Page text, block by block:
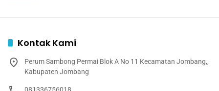
Kontak Kami
Perum Sambong Permai Blok A No 11 Kecamatan Jombang,,
Kabupaten Jombang
081336756018